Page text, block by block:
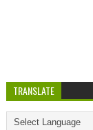
TRANSLATE